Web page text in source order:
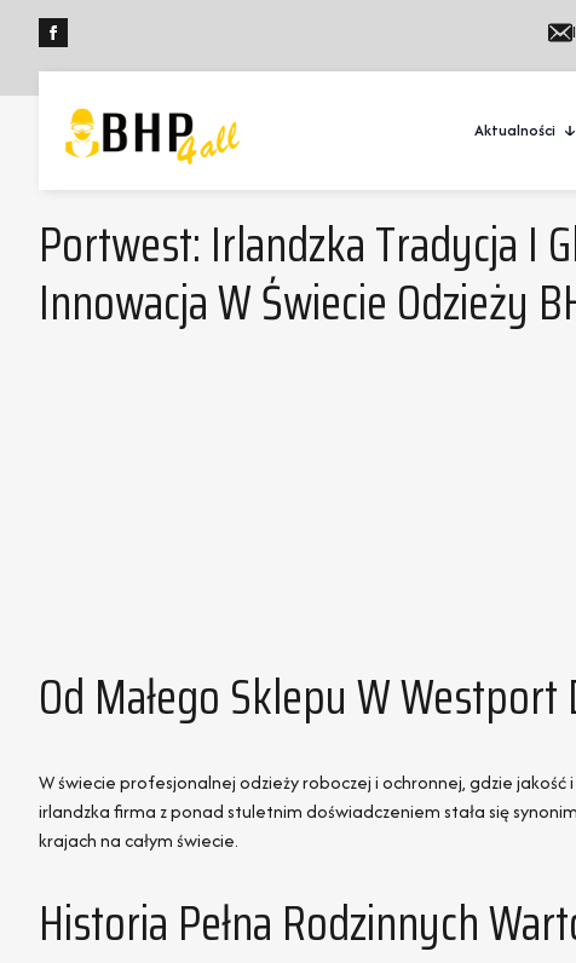
Aktualności
Portwest: Irlandzka Tradycja I
Innowacja W Świecie Odzieży
Od Małego Sklepu W
W świecie profesjonalnej odzieży roboczej i ochronnej, gdzie
irlandzka firma z ponad stuletnim doświadczeniem stała się
krajach na całym świecie.
Historia Pełna Rodzinnych